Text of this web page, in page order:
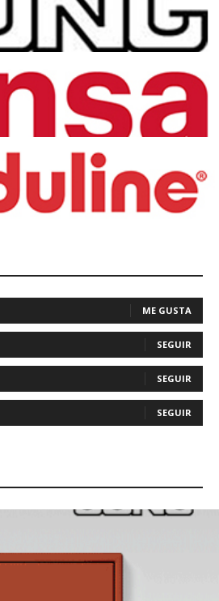
ME GUSTA
SEGUIR
SEGUIR
SEGUIR